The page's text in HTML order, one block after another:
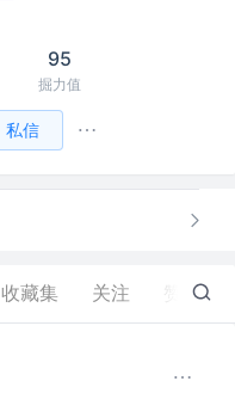
95
掘力值
私信
收藏集 关注 4